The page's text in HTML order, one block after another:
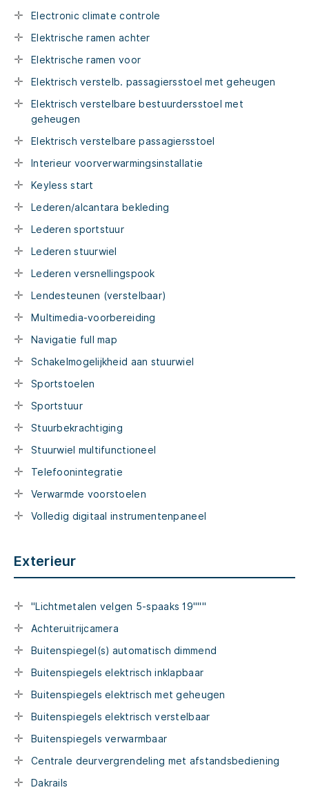
Electronic climate controle
Elektrische ramen achter
Elektrische ramen voor
Elektrisch verstelb. passagiersstoel met geheugen
Elektrisch verstelbare bestuurdersstoel met
geheugen
Elektrisch verstelbare passagiersstoel
Interieur voorverwarmingsinstallatie
Keyless start
Lederen/alcantara bekleding
Lederen sportstuur
Lederen stuurwiel
Lederen versnellingspook
Lendesteunen (verstelbaar)
Multimedia-voorbereiding
Navigatie full map
Schakelmogelijkheid aan stuurwiel
Sportstoelen
Sportstuur
Stuurbekrachtiging
Stuurwiel multifunctioneel
Telefoonintegratie
Verwarmde voorstoelen
Volledig digitaal instrumentenpaneel
Exterieur
"Lichtmetalen velgen 5-spaaks 19"""
Achteruitrijcamera
Buitenspiegel(s) automatisch dimmend
Buitenspiegels elektrisch inklapbaar
Buitenspiegels elektrisch met geheugen
Buitenspiegels elektrisch verstelbaar
Buitenspiegels verwarmbaar
Centrale deurvergrendeling met afstandsbediening
Dakrails